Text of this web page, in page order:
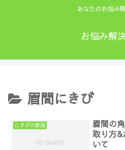
あなたのお悩み
お悩み解
眉間にきび
にきびの原因
眉間の
取り方&
いて